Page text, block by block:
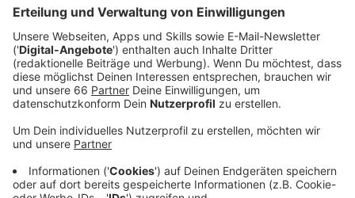
Veröffentlicht:Freitag, 10.04.2026 10:28
Anzeige
Auszug aus der neuen Folge seines Podcasts
Anzeige